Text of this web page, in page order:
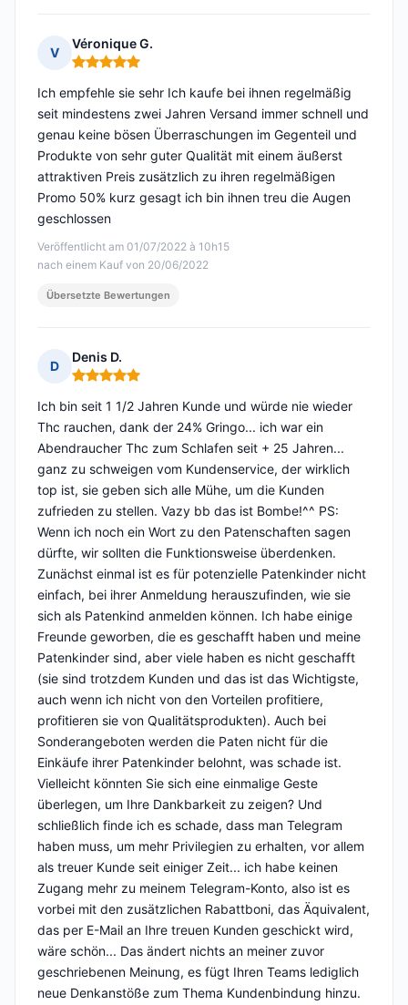
V
Véronique G.
Hinweis: 5 von 5
Veröffentlicht am 01/07/2022 à 10h15
nach einem Kauf von 20/06/2022
Ich empfehle sie sehr Ich kaufe bei ihnen regelmäßig
seit mindestens zwei Jahren Versand immer schnell und
genau keine bösen Überraschungen im Gegenteil und
Produkte von sehr guter Qualität mit einem äußerst
attraktiven Preis zusätzlich zu ihren regelmäßigen
Promo 50% kurz gesagt ich bin ihnen treu die Augen
geschlossen
Übersetzte Bewertungen
D
Denis D.
Hinweis: 5 von 5
Ich bin seit 1 1/2 Jahren Kunde und würde nie wieder
Thc rauchen, dank der 24% Gringo... ich war ein
Abendraucher Thc zum Schlafen seit + 25 Jahren...
ganz zu schweigen vom Kundenservice, der wirklich
top ist, sie geben sich alle Mühe, um die Kunden
zufrieden zu stellen. Vazy bb das ist Bombe!^^ PS:
Wenn ich noch ein Wort zu den Patenschaften sagen
dürfte, wir sollten die Funktionsweise überdenken.
Zunächst einmal ist es für potenzielle Patenkinder nicht
einfach, bei ihrer Anmeldung herauszufinden, wie sie
sich als Patenkind anmelden können. Ich habe einige
Freunde geworben, die es geschafft haben und meine
Patenkinder sind, aber viele haben es nicht geschafft
(sie sind trotzdem Kunden und das ist das Wichtigste,
auch wenn ich nicht von den Vorteilen profitiere,
profitieren sie von Qualitätsprodukten). Auch bei
Sonderangeboten werden die Paten nicht für die
Einkäufe ihrer Patenkinder belohnt, was schade ist.
Vielleicht könnten Sie sich eine einmalige Geste
überlegen, um Ihre Dankbarkeit zu zeigen? Und
schließlich finde ich es schade, dass man Telegram
haben muss, um mehr Privilegien zu erhalten, vor allem
als treuer Kunde seit einiger Zeit... ich habe keinen
Zugang mehr zu meinem Telegram-Konto, also ist es
vorbei mit den zusätzlichen Rabattboni, das Äquivalent,
das per E-Mail an Ihre treuen Kunden geschickt wird,
wäre schön... Das ändert nichts an meiner zuvor
geschriebenen Meinung, es fügt Ihren Teams lediglich
neue Denkanstöße zum Thema Kundenbindung hinzu.